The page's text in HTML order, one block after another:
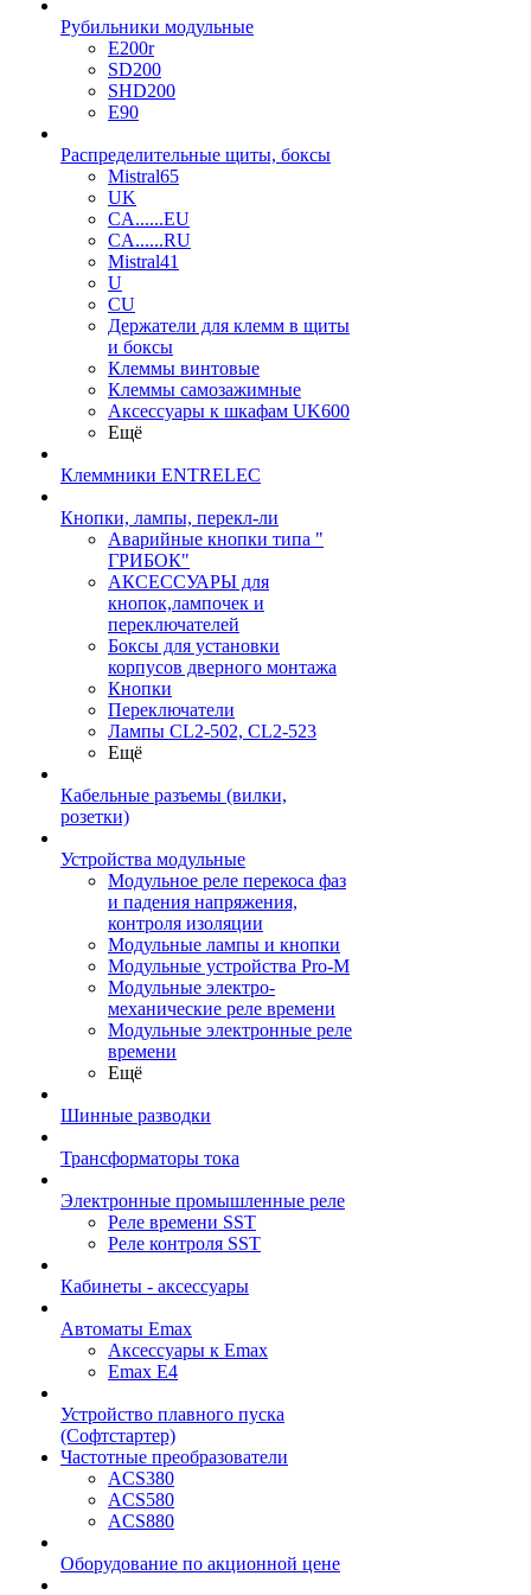
Рубильники модульные
E200r
SD200
SHD200
E90
Распределительные щиты, боксы
Mistral65
UK
CA......EU
CA......RU
Mistral41
U
CU
Держатели для клемм в щиты
и боксы
Клеммы винтовые
Клеммы самозажимные
Аксессуары к шкафам UK600
Ещё
Клеммники ENTRELEC
Кнопки, лампы, перекл-ли
Аварийные кнопки типа "
ГРИБОК"
АКСЕССУАРЫ для
кнопок,лампочек и
переключателей
Боксы для установки
корпусов дверного монтажа
Кнопки
Переключатели
Лампы CL2-502, CL2-523
Ещё
Кабельные разъемы (вилки,
розетки)
Устройства модульные
Модульное реле перекоса фаз
и падения напряжения,
контроля изоляции
Модульные лампы и кнопки
Модульные устройства Pro-M
Модульные электро-
механические реле времени
Модульные электронные реле
времени
Ещё
Шинные разводки
Трансформаторы тока
Электронные промышленные реле
Реле времени SST
Реле контроля SST
Кабинеты - аксессуары
Автоматы Emax
Аксессуары к Emax
Emax E4
Устройство плавного пуска
(Софтстартер)
Частотные преобразователи
ACS380
ACS580
ACS880
Оборудование по акционной цене